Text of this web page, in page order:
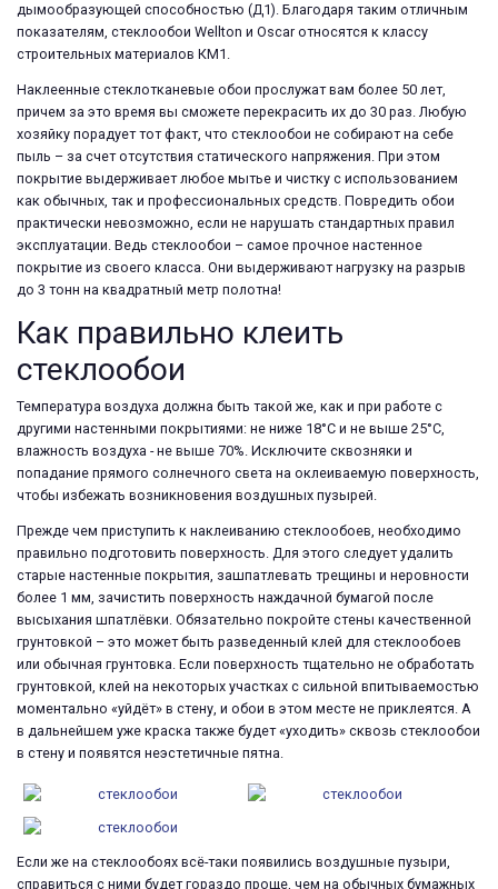
дымообразующей способностью (Д1). Благодаря таким отличным
показателям, стеклообои Wellton и Oscar относятся к классу
строительных материалов КМ1.
Наклеенные стеклотканевые обои прослужат вам более 50 лет,
причем за это время вы сможете перекрасить их до 30 раз. Любую
хозяйку порадует тот факт, что стеклообои не собирают на себе
пыль – за счет отсутствия статического напряжения. При этом
покрытие выдерживает любое мытье и чистку с использованием
как обычных, так и профессиональных средств. Повредить обои
практически невозможно, если не нарушать стандартных правил
эксплуатации. Ведь стеклообои – самое прочное настенное
покрытие из своего класса. Они выдерживают нагрузку на разрыв
до 3 тонн на квадратный метр полотна!
Как правильно клеить
стеклообои
Температура воздуха должна быть такой же, как и при работе с
другими настенными покрытиями: не ниже 18°С и не выше 25°С,
влажность воздуха - не выше 70%. Исключите сквозняки и
попадание прямого солнечного света на оклеиваемую поверхность,
чтобы избежать возникновения воздушных пузырей.
Прежде чем приступить к наклеиванию стеклообоев, необходимо
правильно подготовить поверхность. Для этого следует удалить
старые настенные покрытия, зашпатлевать трещины и неровности
более 1 мм, зачистить поверхность наждачной бумагой после
высыхания шпатлёвки. Обязательно покройте стены качественной
грунтовкой – это может быть разведенный клей для стеклообоев
или обычная грунтовка. Если поверхность тщательно не обработать
грунтовкой, клей на некоторых участках с сильной впитываемостью
моментально «уйдёт» в стену, и обои в этом месте не приклеятся. А
в дальнейшем уже краска также будет «уходить» сквозь стеклообои
в стену и появятся неэстетичные пятна.
Если же на стеклообоях всё-таки появились воздушные пузыри,
справиться с ними будет гораздо проще, чем на обычных бумажных